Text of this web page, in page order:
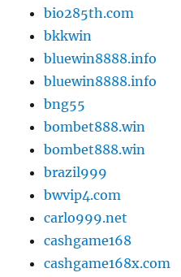
bio285th.com
bkkwin
bluewin8888.info
bluewin8888.info
bng55
bombet888.win
bombet888.win
brazil999
bwvip4.com
carlo999.net
cashgame168
cashgame168x.com